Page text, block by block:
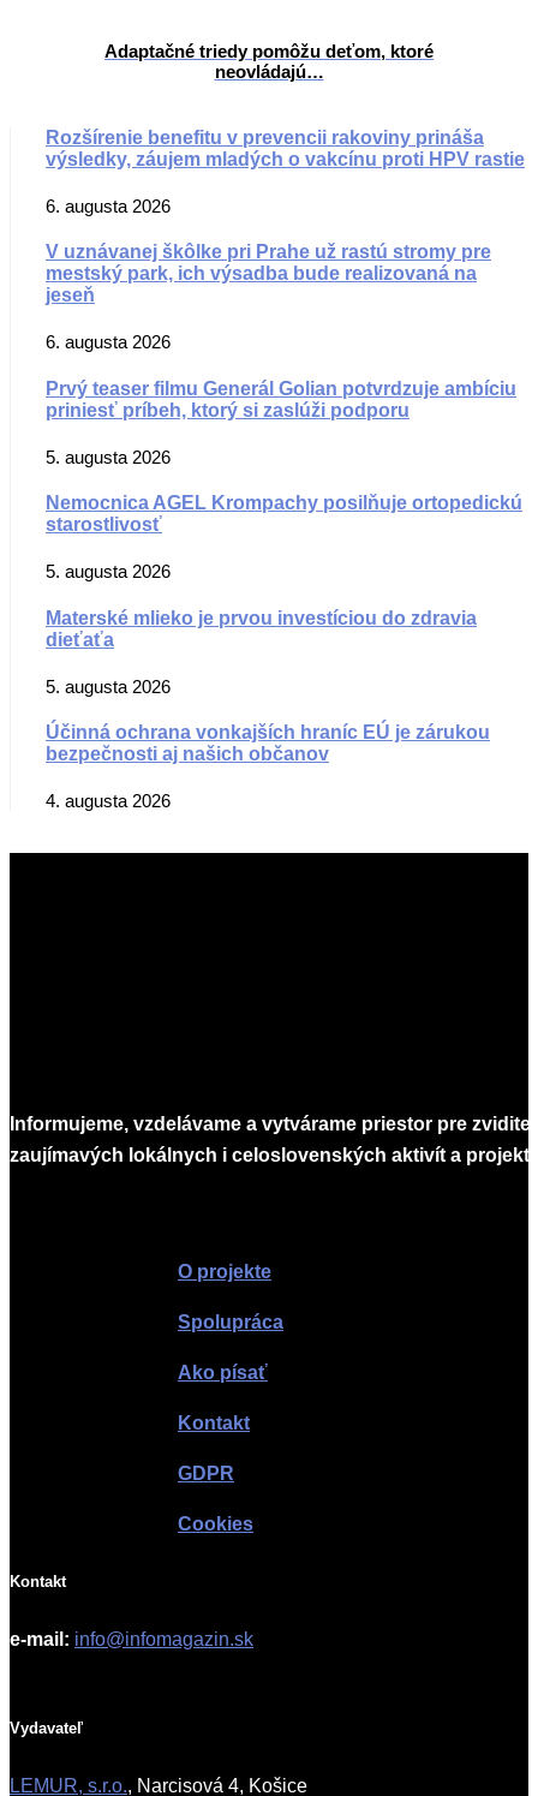
Adaptačné triedy pomôžu deťom, ktoré
neovládajú…
Rozšírenie benefitu v prevencii rakoviny prináša
výsledky, záujem mladých o vakcínu proti HPV rastie
6. augusta 2026
V uznávanej škôlke pri Prahe už rastú stromy pre
mestský park, ich výsadba bude realizovaná na
jeseň
6. augusta 2026
Prvý teaser filmu Generál Golian potvrdzuje ambíciu
priniesť príbeh, ktorý si zaslúži podporu
5. augusta 2026
Nemocnica AGEL Krompachy posilňuje ortopedickú
starostlivosť
5. augusta 2026
Materské mlieko je prvou investíciou do zdravia
dieťaťa
5. augusta 2026
Účinná ochrana vonkajších hraníc EÚ je zárukou
bezpečnosti aj našich občanov
4. augusta 2026
Informujeme, vzdelávame a vytvárame priestor pre
zaujímavých lokálnych i celoslovenských aktivít a
O projekte
Spolupráca
Ako písať
Kontakt
GDPR
Cookies
Kontakt
e-mail: info@infomagazin.sk
Vydavateľ
LEMUR, s.r.o., Narcisová 4, Košice